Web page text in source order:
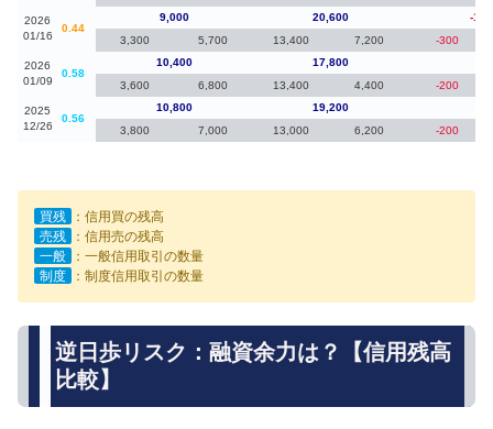
2026
01/16
0.44
9,000 20,600
-
3,300
5,700 13,400 7,200 -300
2026
01/09
0.58
10,400 17,800
3,600
6,800 13,400 4,400 -200
2025
12/26
0.56
10,800 19,200
3,800
7,000 13,000 6,200 -200
買残
：信用買の残高
売残
：信用売の残高
一般
：一般信用取引の数量
制度
：制度信用取引の数量
逆日歩リスク：融資余力は？【信用残高
比較】